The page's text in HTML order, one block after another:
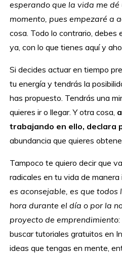
esperando que la vida me dé
momento, pues empezaré a
cosa. Todo lo contrario, debes
ya, con lo que tienes aquí y
Si decides actuar en tiempo
tu energía y tendrás la
has propuesto. Tendrás una
quieres ir o llegar. Y otra cosa,
trabajando en ello, declara
abundancia que quieres
Tampoco te quiero decir que
radicales en tu vida de
es aconsejable, es que todos
hora durante el día o por la
proyecto de emprendimiento
buscar tutoriales gratuitos en
ideas que tengas en mente,